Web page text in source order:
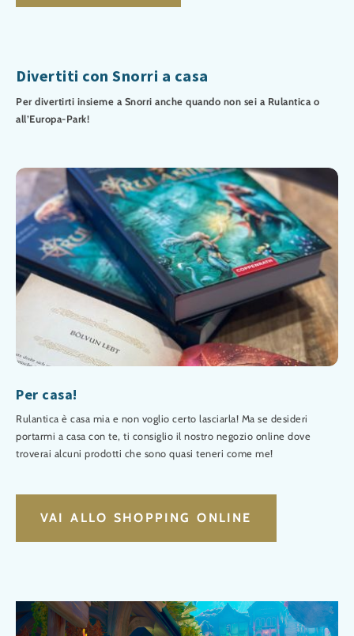
Divertiti con Snorri a casa
Per divertirti insieme a Snorri anche quando non sei a Rulantica o
all’Europa-Park!
Per casa!
Rulantica è casa mia e non voglio certo lasciarla! Ma se desideri
portarmi a casa con te, ti consiglio il nostro negozio online dove
troverai alcuni prodotti che sono quasi teneri come me!
VAI ALLO SHOPPING ONLINE